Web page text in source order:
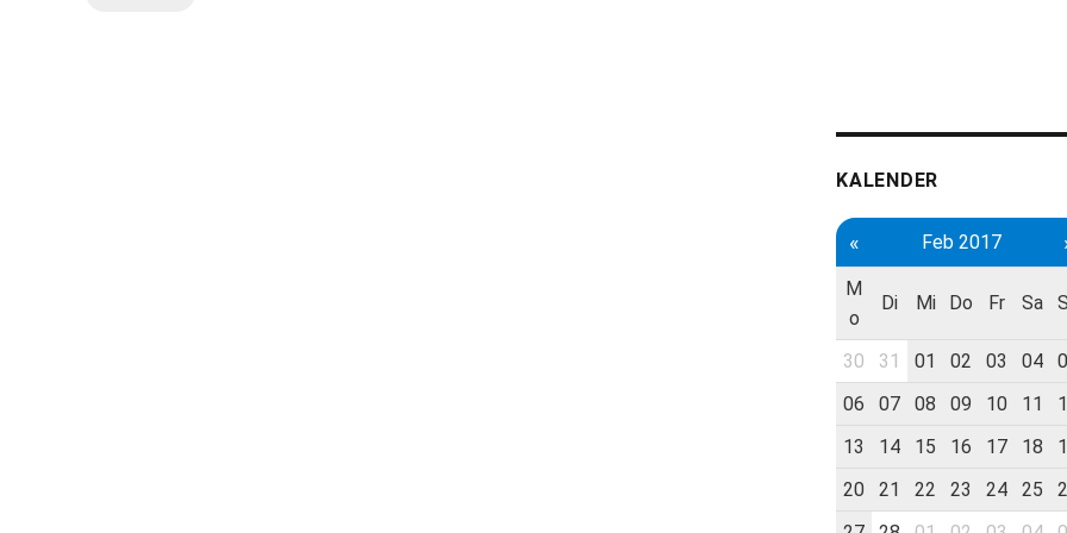
KALENDER
« Feb 2017
M
o
Di Mi Do Fr Sa
30 31 01 02 03 04
06
07 08 09 10 11
13
14 15 16 17 18
20
21 22 23 24 25